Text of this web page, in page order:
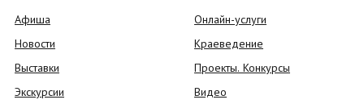
Афиша
Новости
Выставки
Экскурсии
Онлайн-услуги
Краеведение
Проекты. Конкурсы
Видео